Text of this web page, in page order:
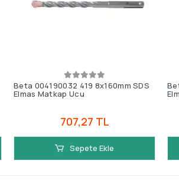
Beta 004190032 419 8x160mm SDS
Elmas Matkap Ucu
707,27 TL
Sepete Ekle